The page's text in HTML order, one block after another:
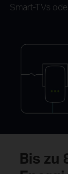
Smart-TVs
Bis zu